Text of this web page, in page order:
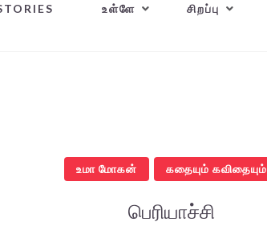
உள்ளே சிறப்பு
உமா மோகன் கதையும் கவிதையும்
பெரியாச்சி